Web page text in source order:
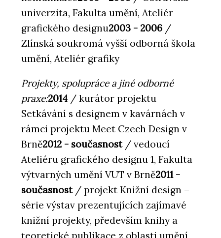
univerzita, Fakulta umění, Ateliér
grafického designu2003 - 2006 /
Zlínská soukromá vyšší odborná škola
umění, Ateliér grafiky
Projekty, spolupráce a jiné odborné
praxe:2014 / kurátor projektu
Setkávání s designem v kavárnách v
rámci projektu Meet Czech Design v
Brně2012 - současnost/ vedoucí
Ateliéru grafického designu 1, Fakulta
výtvarných umění VUT v Brně2011 -
současnost/ projekt Knižní design –
série výstav prezentujících zajímavé
knižní projekty, především knihy a
teoretické publikace z oblasti umění,